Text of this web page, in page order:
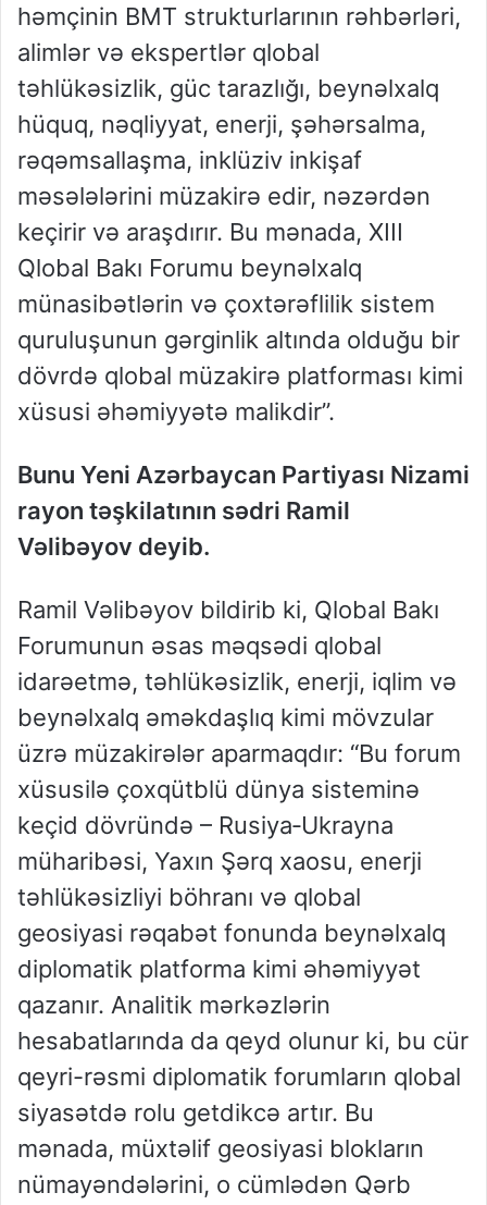
həmçinin BMT strukturlarının rəhbərləri,
alimlər və ekspertlər qlobal
təhlükəsizlik, güc tarazlığı, beynəlxalq
hüquq, nəqliyyat, enerji, şəhərsalma,
rəqəmsallaşma, inklüziv inkişaf
məsələlərini müzakirə edir, nəzərdən
keçirir və araşdırır. Bu mənada, XIII
Qlobal Bakı Forumu beynəlxalq
münasibətlərin və çoxtərəflilik sistem
quruluşunun gərginlik altında olduğu bir
dövrdə qlobal müzakirə platforması kimi
xüsusi əhəmiyyətə malikdir”.
Bunu Yeni Azərbaycan Partiyası Nizami
rayon təşkilatının sədri Ramil
Vəlibəyov deyib.
Ramil Vəlibəyov bildirib ki, Qlobal Bakı
Forumunun əsas məqsədi qlobal
idarəetmə, təhlükəsizlik, enerji, iqlim və
beynəlxalq əməkdaşlıq kimi mövzular
üzrə müzakirələr aparmaqdır: “Bu forum
xüsusilə çoxqütblü dünya sisteminə
keçid dövründə – Rusiya‑Ukrayna
müharibəsi, Yaxın Şərq xaosu, enerji
təhlükəsizliyi böhranı və qlobal
geosiyasi rəqabət fonunda beynəlxalq
diplomatik platforma kimi əhəmiyyət
qazanır. Analitik mərkəzlərin
hesabatlarında da qeyd olunur ki, bu cür
qeyri-rəsmi diplomatik forumların qlobal
siyasətdə rolu getdikcə artır. Bu
mənada, müxtəlif geosiyasi blokların
nümayəndələrini, o cümlədən Qərb